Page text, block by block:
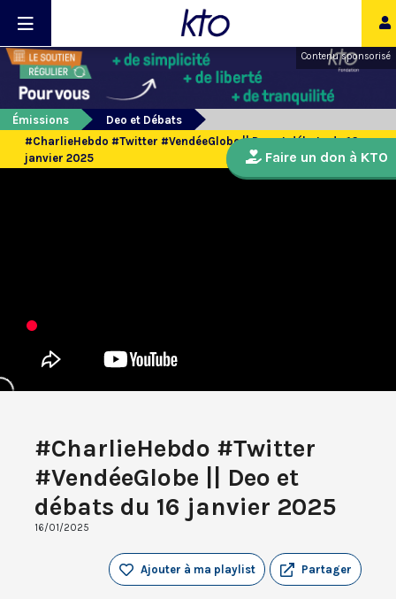
Contenu sponsorisé
Émissions
Deo et Débats
#CharlieHebdo #Twitter #VendéeGlobe || Deo et débats du 16
janvier 2025
#CharlieHebdo #Twitter
#VendéeGlobe || Deo et
débats du 16 janvier 2025
16/01/2025
Partager
Ajouter à ma playlist
Faire un don à KTO